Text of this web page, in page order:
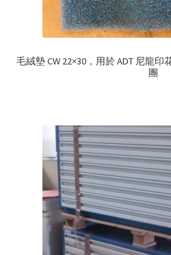
毛絨墊 CW 22×30，用於 ADT 尼龍
團